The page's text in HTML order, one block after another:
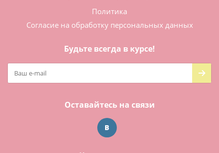
Политика
Согласие на обработку персональных данных
Будьте всегда в курсе!
Оставайтесь на связи